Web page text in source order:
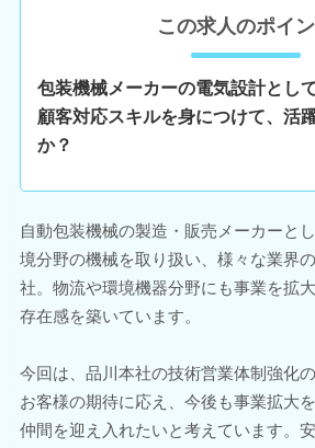
この求人のポイ
包装機械メーカーの電気設計とし
顧客対応スキルを身につけて、活
か？
自動包装機械の製造・販売メーカーと
境分野の機械を取り扱い、様々な業界
社。物流や環境機器分野にも事業を拡
存在感を築いています。
今回は、品川本社の技術営業体制強化
お客様の期待に応え、今後も事業拡大
仲間を迎え入れたいと考えています。